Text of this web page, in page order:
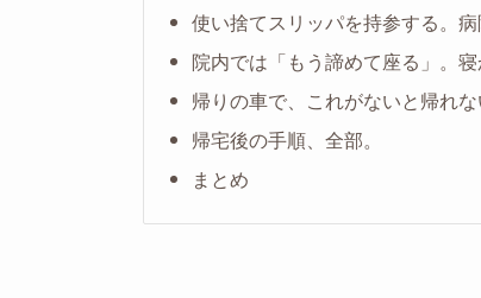
使い捨てスリッパを持参する。病
院内では「もう諦めて座る」。寝
帰りの車で、これがないと帰れな
帰宅後の手順、全部。
まとめ